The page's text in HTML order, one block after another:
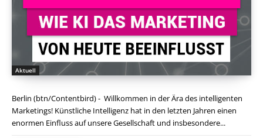
Aktuell
Berlin (btn/Contentbird) - Willkommen in der Ära des intelligenten
Marketings! Künstliche Intelligenz hat in den letzten Jahren einen
enormen Einfluss auf unsere Gesellschaft und insbesondere...